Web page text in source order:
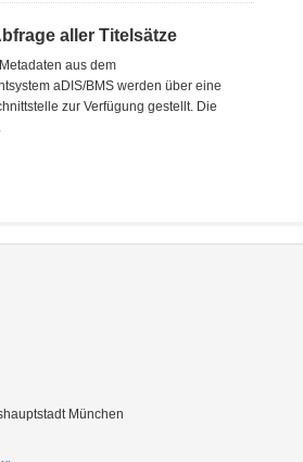
aller Titelsätze
aus dem
aDIS/BMS werden über eine
zur Verfügung gestellt. Die
München